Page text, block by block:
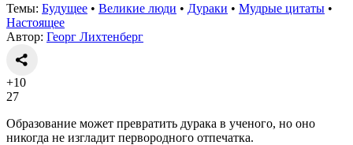
Темы: Будущее • Великие люди • Дураки • Мудрые цитаты •
Настоящее
Автор: Георг Лихтенберг
+10
27
Образование может превратить дурака в ученого, но оно
никогда не изгладит первородного отпечатка.